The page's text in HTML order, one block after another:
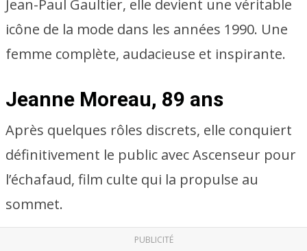
Jean-Paul Gaultier, elle devient une véritable
icône de la mode dans les années 1990. Une
femme complète, audacieuse et inspirante.
Jeanne Moreau, 89 ans
Après quelques rôles discrets, elle conquiert
définitivement le public avec Ascenseur pour
l’échafaud, film culte qui la propulse au
sommet.
PUBLICITÉ